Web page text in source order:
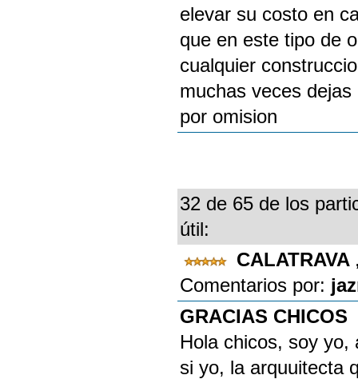
elevar su costo en
que en este tipo de
cualquier
muchas veces
por omision
32 de 65 de los
útil:
CALATRAVA
Comentarios por:
GRACIAS CHICOS
Hola chicos, soy yo,
si yo, la arquuitecta